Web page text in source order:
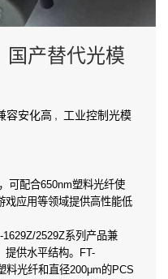
国产替代光模
容安化高 , 工业控制光模
可配合650nm塑料光纤使
戏应用等领域提供高性能低
2529Z系列产品兼
提供水平结构。FT-
料光纤和直径200μm的PCS